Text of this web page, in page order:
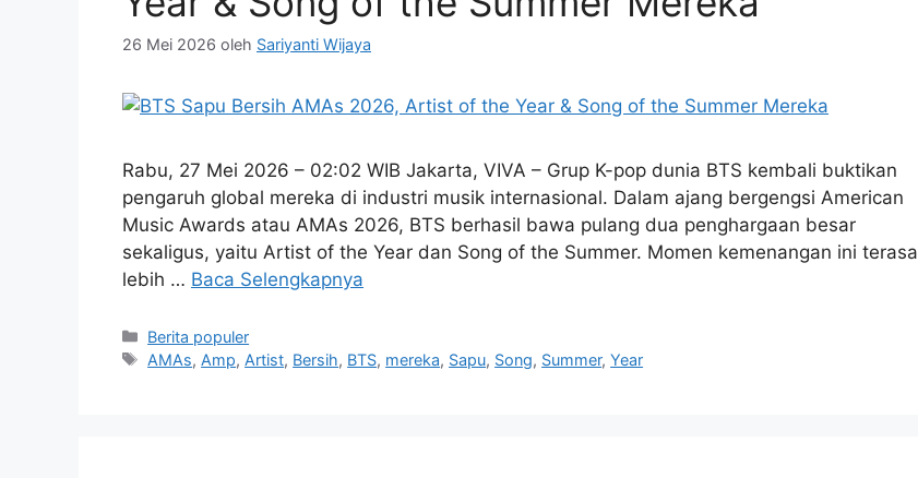
26 Mei 2026 oleh Sariyanti Wijaya
Rabu, 27 Mei 2026 – 02:02 WIB Jakarta, VIVA – Grup K-pop dunia BTS kembali buktikan
pengaruh global mereka di industri musik internasional. Dalam ajang bergengsi American
Music Awards atau AMAs 2026, BTS berhasil bawa pulang dua penghargaan besar
sekaligus, yaitu Artist of the Year dan Song of the Summer. Momen kemenangan ini terasa
lebih … Baca Selengkapnya
Kategori
Berita populer
Tag
AMAs, Amp, Artist, Bersih, BTS, mereka, Sapu, Song, Summer,Year